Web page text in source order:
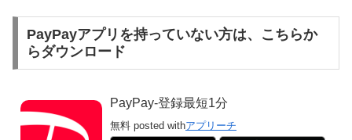
PayPayアプリを持っていない方は、こちらか
らダウンロード
PayPay-登録最短1分
無料 posted withアプリーチ